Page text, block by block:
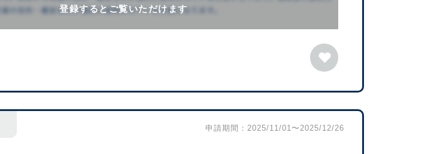
登録するとご覧いただけます
申請期間：2025/11/01〜2025/12/26